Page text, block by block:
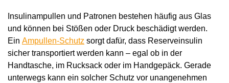
Insulinampullen und Patronen bestehen häufig aus Glas
und können bei Stößen oder Druck beschädigt werden.
Ein Ampullen-Schutz sorgt dafür, dass Reserveinsulin
sicher transportiert werden kann – egal ob in der
Handtasche, im Rucksack oder im Handgepäck. Gerade
unterwegs kann ein solcher Schutz vor unangenehmen